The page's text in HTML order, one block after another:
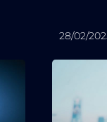
28/02/